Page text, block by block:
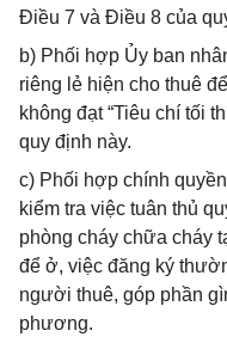
Điều 7 và Điều 8 của
b) Phối hợp Ủy ban
riêng lẻ hiện cho thuê
không đạt “Tiêu chí tối
quy định này.
c) Phối hợp chính
kiểm tra việc tuân thủ
phòng cháy chữa cháy
để ở, việc đăng ký
người thuê, góp phần
phương.